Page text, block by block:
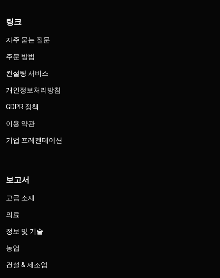
링크
자주 묻는 질문
주문 방법
컨설팅 서비스
개인정보처리방침
GDPR 정책
이용 약관
기업 프레젠테이션
보고서
고급 소재
의료
정보 및 기술
농업
건설 & 제조업